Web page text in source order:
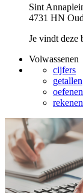
Sint
4731 HN
Je vindt deze
Volwassenen
cijfers
getallen
oefenen
rekenen